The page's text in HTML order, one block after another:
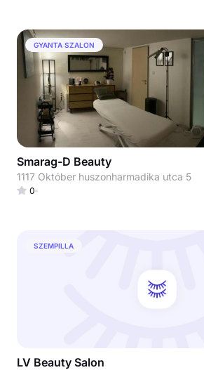
GYANTA SZALON
Smarag-D Beauty
1117 Október huszonharmadika utca 5
0
SZEMPILLA
LV Beauty Salon